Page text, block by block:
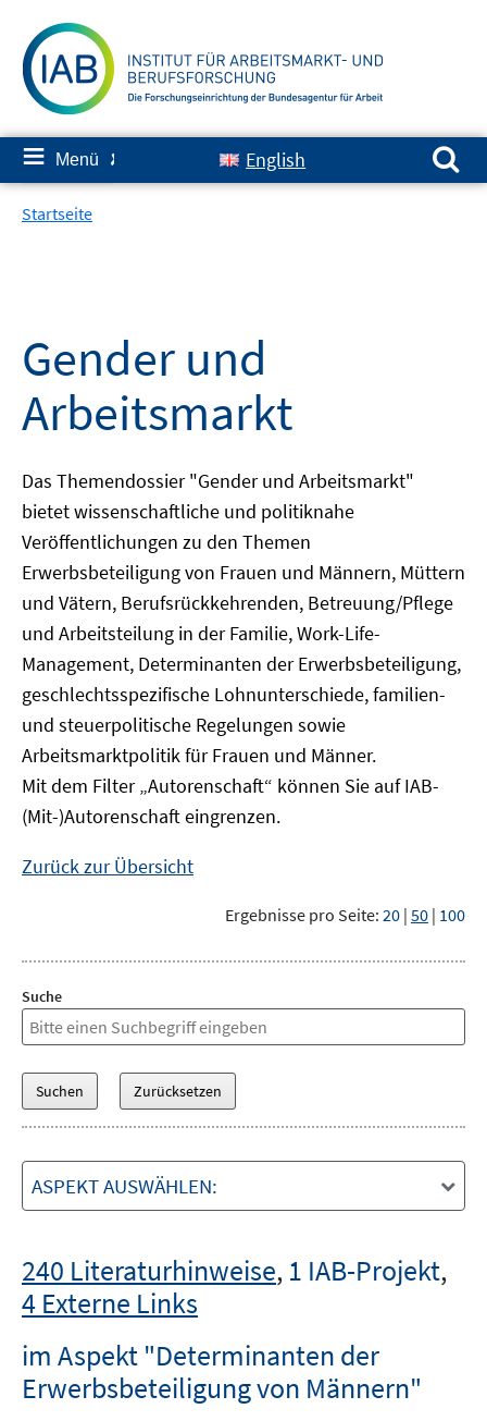
zum
Inhalt
≡ Menü ✘ English
Suchen nach:
Startseite
Gender und
Arbeitsmarkt
Das Themendossier "Gender und Arbeitsmarkt"
bietet wissenschaftliche und politiknahe
Veröffentlichungen zu den Themen
Erwerbsbeteiligung von Frauen und Männern, Müttern
und Vätern, Berufsrückkehrenden, Betreuung/Pflege
und Arbeitsteilung in der Familie, Work-Life-
Management, Determinanten der Erwerbsbeteiligung,
geschlechtsspezifische Lohnunterschiede, familien-
und steuerpolitische Regelungen sowie
Arbeitsmarktpolitik für Frauen und Männer.
Mit dem Filter „Autorenschaft“ können Sie auf IAB-
(Mit-)Autorenschaft eingrenzen.
Zurück zur Übersicht
Ergebnisse pro Seite: 20 | 50 | 100
Suche
ASPEKT AUSWÄHLEN:
240 Literaturhinweise, 1 IAB-Projekt,
4 Externe Links
im Aspekt "Determinanten der
Erwerbsbeteiligung von Männern"